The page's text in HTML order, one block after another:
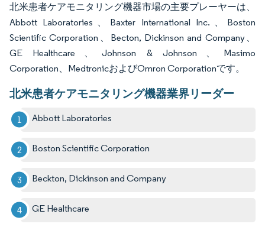
北米患者ケアモニタリング機器市場の主要プレーヤーは、
Abbott Laboratories、Baxter International Inc.、Boston
Scientific Corporation、Becton, Dickinson and Company、
GE Healthcare、Johnson & Johnson、Masimo
Corporation、MedtronicおよびOmron Corporationです。
北米患者ケアモニタリング機器業界リーダー
Abbott Laboratories
Boston Scientific Corporation
Beckton, Dickinson and Company
GE Healthcare